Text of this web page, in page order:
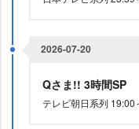
2026-07-20
Qさま!! 3時間SP
テレビ朝日系列 19:00